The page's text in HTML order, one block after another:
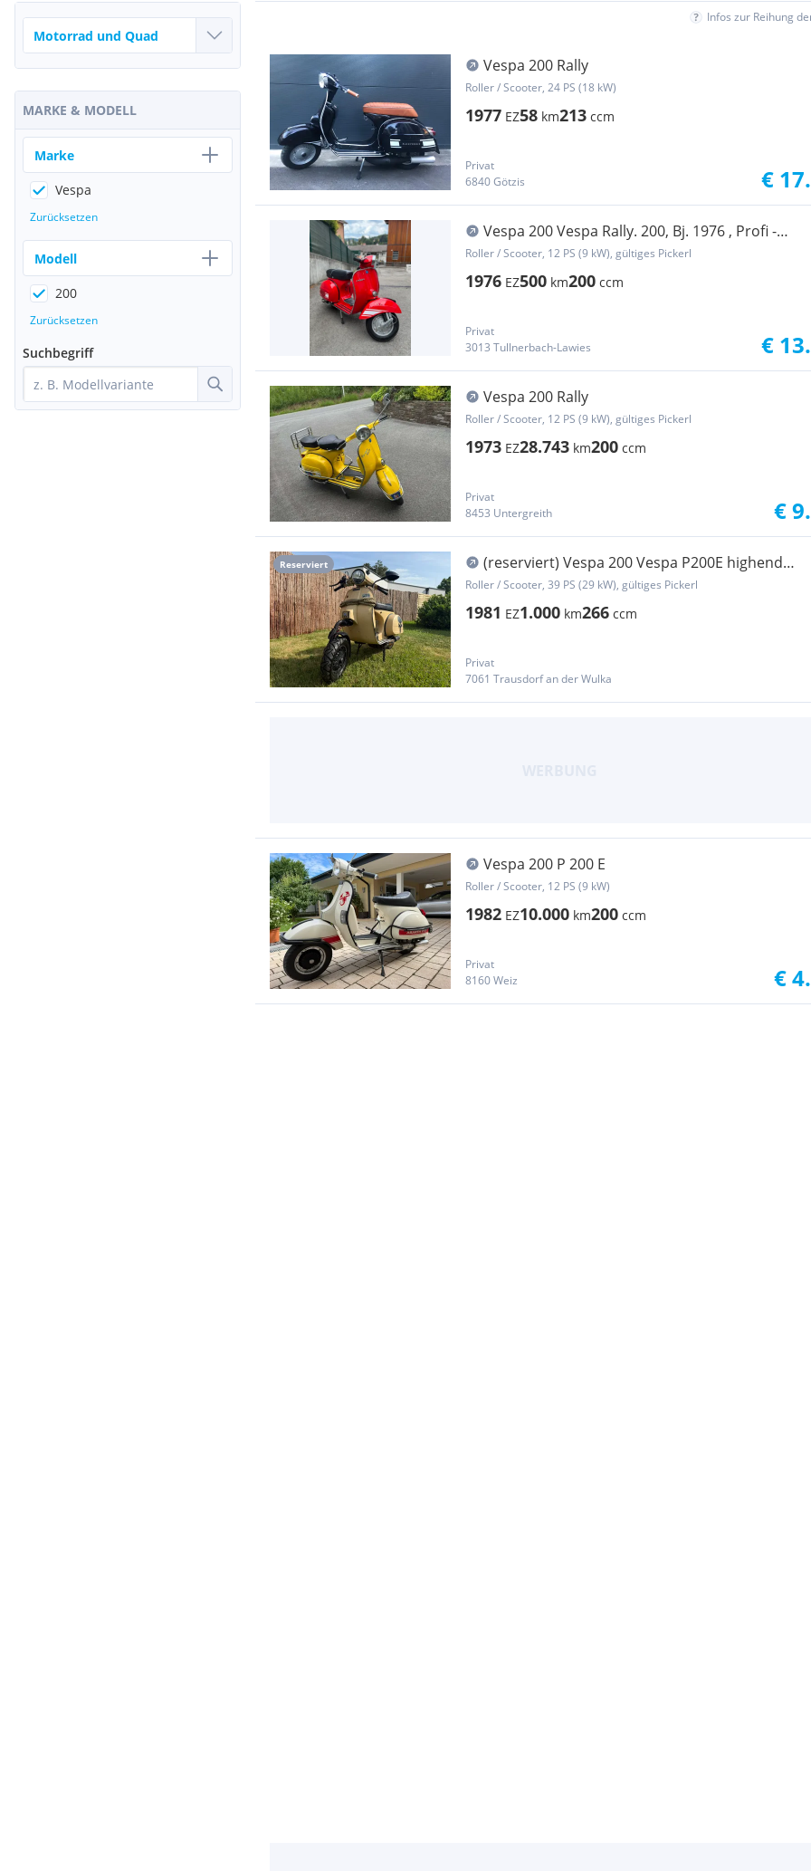
Infos zur Reihung
Vespa 200 Rally
Roller / Scooter, 24 PS (18 kW)
1977 EZ58 km213 ccm
Privat
6840 Götzis
€
Vespa 200 Vespa Rally. 200, Bj. 1976 , Profi -
Restaurierung
Roller / Scooter, 12 PS (9 kW), gültiges Pickerl
1976 EZ500 km200 ccm
Privat
3013 Tullnerbach-Lawies
€
Vespa 200 Rally
Roller / Scooter, 12 PS (9 kW), gültiges Pickerl
1973 EZ28.743 km200 ccm
Privat
8453 Untergreith
€
Reserviert
(reserviert) Vespa 200 Vespa P200E highend
Motor (40 PS) inkl Hebebühne
Roller / Scooter, 39 PS (29 kW), gültiges Pickerl
1981 EZ1.000 km266 ccm
Privat
7061 Trausdorf an der Wulka
Vespa 200 P 200 E
Roller / Scooter, 12 PS (9 kW)
1982 EZ10.000 km200 ccm
Privat
8160 Weiz
€
MARKE & MODELL
Marke
Vespa
Zurücksetzen
Modell
200
Zurücksetzen
Suchbegriff